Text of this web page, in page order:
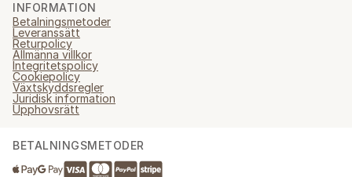
INFORMATION
Betalningsmetoder
Leveranssätt
Returpolicy
Allmänna villkor
Integritetspolicy
Cookiepolicy
Växtskyddsregler
Juridisk information
Upphovsrätt
BETALNINGSMETODER